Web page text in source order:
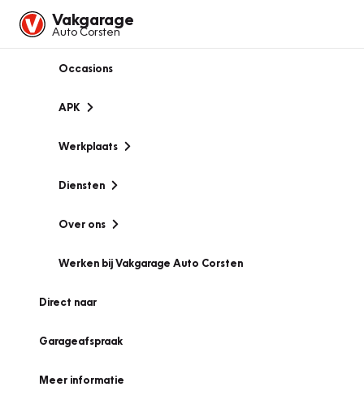
Vakgarage
Auto Corsten
Occasions
APK
Werkplaats
Diensten
Over ons
Werken bij Vakgarage Auto Corsten
Direct naar
Garageafspraak
Meer informatie